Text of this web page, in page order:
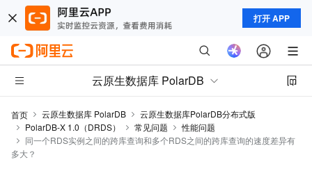
打开 APP
云原生数据库 PolarDB
首页 云原生数据库 PolarDB
云原生数据库PolarDB分布式版
PolarDB-X 1.0（DRDS）
常见问题
性能问题
同一个RDS实例之间的跨库查询和多个RDS之间的跨库查询的速度差异有
多大？